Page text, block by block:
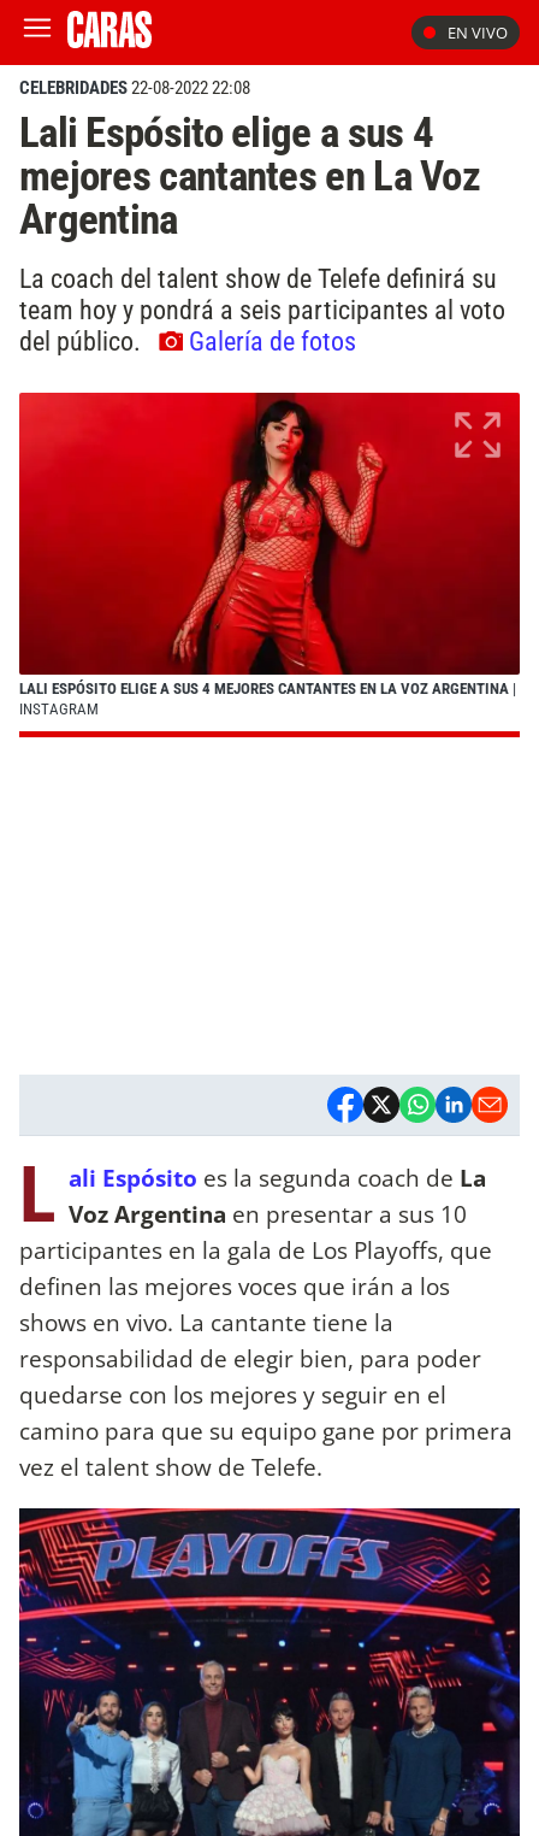
EN VIVO
CELEBRIDADES22-08-2022 22:08
Lali Espósito elige a sus 4
mejores cantantes en La Voz
Argentina
La coach del talent show de Telefe definirá su
team hoy y pondrá a seis participantes al voto
del público.
Galería de fotos
LALI ESPÓSITO ELIGE A SUS 4 MEJORES CANTANTES EN LA VOZ ARGENTINA |
INSTAGRAM
L ali Espósito es la segunda coach de La
Voz Argentina en presentar a sus 10
participantes en la gala de Los Playoffs, que
definen las mejores voces que irán a los
shows en vivo. La cantante tiene la
responsabilidad de elegir bien, para poder
quedarse con los mejores y seguir en el
camino para que su equipo gane por primera
vez el talent show de Telefe.